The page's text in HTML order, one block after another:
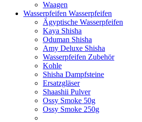
Waagen
Wasserpfeifen Wasserpfeifen
Ägyptische Wasserpfeifen
Kaya Shisha
Oduman Shisha
Amy Deluxe Shisha
Wasserpfeifen Zubehör
Kohle
Shisha Dampfsteine
Ersatzgläser
Shaashii Pulver
Ossy Smoke 50g
Ossy Smoke 250g